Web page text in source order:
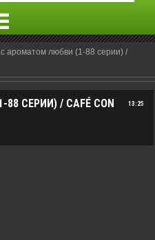
ароматом любви (1-88 серии) /
13:25
СЕРИИ) / CAFÉ CON